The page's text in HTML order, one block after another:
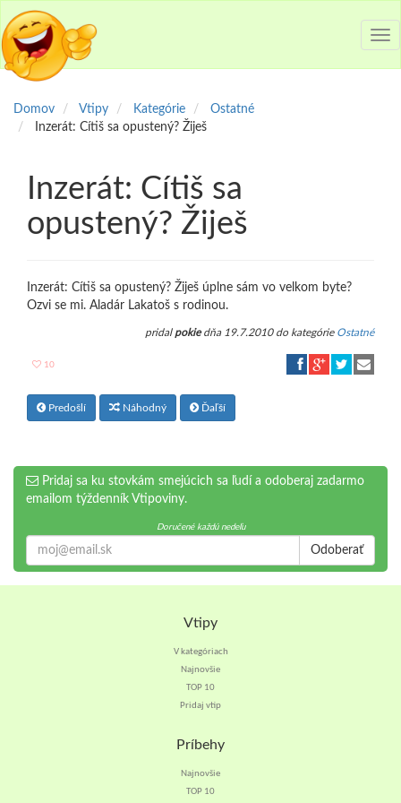
Domov Vtipy Kategórie
Ostatné
Inzerát: Cítiš sa opustený? Žiješ
Inzerát: Cítiš sa
opustený? Žiješ
Inzerát: Cítiš sa opustený? Žiješ úplne sám vo velkom byte?
Ozvi se mi. Aladár Lakatoš s rodinou.
pridal pokiedňa 19.7.2010 do kategórie Ostatné
10
Predošlí Náhodný Ďaľší
Pridaj sa ku stovkám smejúcich sa ľudí a odoberaj zadarmo
emailom týždenník Vtipoviny.
Doručené každú nedeľu
Odoberať
Vtipy
V kategóriach
Najnovšie
TOP 10
Pridaj vtip
Príbehy
Najnovšie
TOP 10